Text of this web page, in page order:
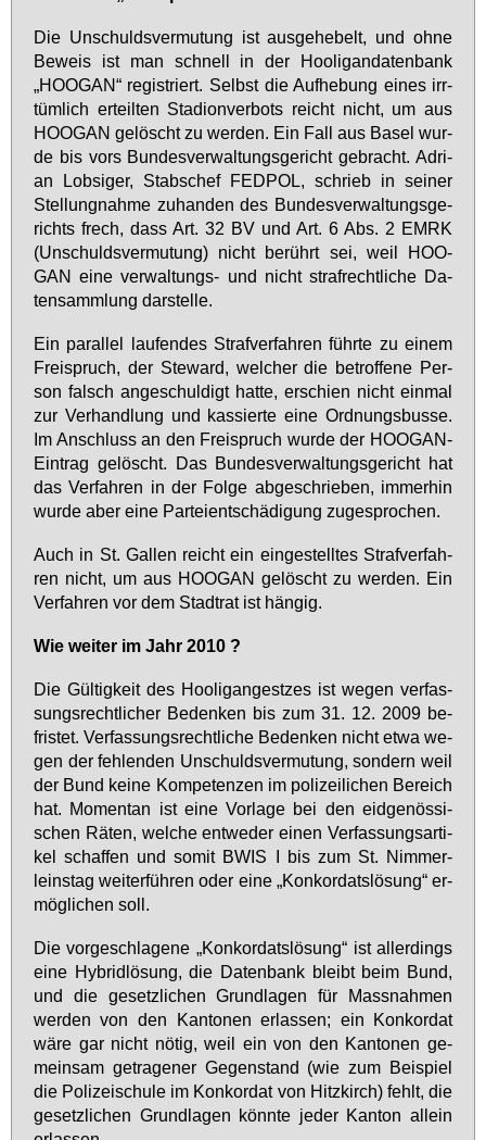
Die Un­schulds­ver­mu­tung ist aus­ge­he­belt, und oh­ne
Be­weis ist man schnell in der Hoo­li­gan­da­ten­bank
„HOO­GAN“ re­gis­triert. Selbst die Auf­he­bung ei­nes irr­
tüm­lich er­teil­ten Sta­di­on­ver­bots reicht nicht, um aus
HOO­GAN ge­löscht zu wer­den. Ein Fall aus Ba­sel wur­
de bis vors Bun­des­ver­wal­tungs­ge­richt ge­bracht. Adri­
an Lob­si­ger, Stabs­chef FED­POL, schrieb in sei­ner
Stel­lung­nah­me zu­han­den des Bun­des­ver­wal­tungs­ge­
richts frech, dass Art. 32 BV und Art. 6 Abs. 2 EM­RK
(Un­schulds­ver­mu­tung) nicht be­rührt sei, weil HOO­
GAN ei­ne ver­wal­tungs- und nicht straf­recht­li­che Da­
ten­samm­lung dar­stel­le.
Ein par­al­lel lau­fen­des Straf­ver­fah­ren führ­te zu ei­nem
Frei­spruch, der Ste­ward, wel­cher die be­trof­fe­ne Per­
son falsch an­ge­schul­digt hat­te, er­schien nicht ein­mal
zur Ver­hand­lung und kas­sier­te ei­ne Ord­nungs­bus­se.
Im An­schluss an den Frei­spruch wur­de der HOO­GAN-
Ein­trag ge­löscht. Das Bun­des­ver­wal­tungs­ge­richt hat
das Ver­fah­ren in der Fol­ge ab­ge­schrie­ben, im­mer­hin
wur­de aber ei­ne Par­tei­ent­schä­di­gung zu­ge­spro­chen.
Auch in St. Gal­len reicht ein ein­ge­stell­tes Straf­ver­fah­
ren nicht, um aus HOO­GAN ge­löscht zu wer­den. Ein
Ver­fah­ren vor dem Stadt­rat ist hän­gig.
Wie wei­ter im Jahr 2010 ?
Die Gül­tig­keit des Hoo­lig­an­gest­zes ist we­gen ver­fas­
sungs­recht­li­cher Be­den­ken bis zum 31. 12. 2009 be­
fris­tet. Ver­fas­sungs­recht­li­che Be­den­ken nicht et­wa we­
gen der feh­len­den Un­schulds­ver­mu­tung, son­dern weil
der Bund kei­ne Kom­pe­ten­zen im po­li­zei­li­chen Be­reich
hat. Mo­men­tan ist ei­ne Vor­la­ge bei den eid­ge­nös­si­
schen Rä­ten, wel­che ent­we­der ei­nen Ver­fas­sungs­ar­ti­
kel schaf­fen und so­mit BWIS I bis zum St. Nim­mer­
leins­tag wei­ter­füh­ren oder ei­ne „Kon­kor­dats­lö­sung“ er­
mög­li­chen soll.
Die vor­ge­schla­ge­ne „Kon­kor­dats­lö­sung“ ist al­ler­dings
ei­ne Hy­bridlö­sung, die Da­ten­bank bleibt beim Bund,
und die ge­setz­li­chen Grund­la­gen für Mass­nah­men
wer­den von den Kan­to­nen er­las­sen; ein Kon­kor­dat
wä­re gar nicht nö­tig, weil ein von den Kan­to­nen ge­
mein­sam ge­tra­ge­ner Ge­gen­stand (wie zum Bei­spiel
die Po­li­zei­schu­le im Kon­kor­dat von Hitz­kirch) fehlt, die
ge­setz­li­chen Grund­la­gen könn­te je­der Kan­ton al­lein